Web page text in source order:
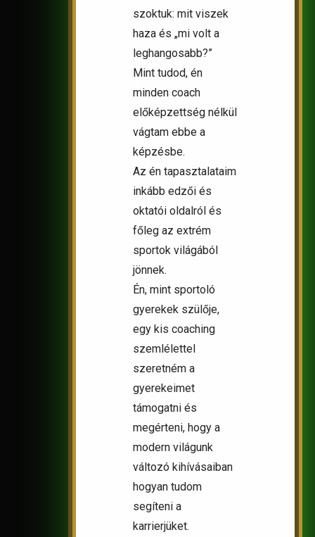
szoktuk: mit viszek
haza és „mi volt a
leghangosabb?”
Mint tudod, én
minden coach
előképzettség nélkül
vágtam ebbe a
képzésbe.
Az én tapasztalataim
inkább edzői és
oktatói oldalról és
főleg az extrém
sportok világából
jönnek.
Én, mint sportoló
gyerekek szülője,
egy kis coaching
szemlélettel
szeretném a
gyerekeimet
támogatni és
megérteni, hogy a
modern világunk
változó kihívásaiban
hogyan tudom
segíteni a
karrierjüket.